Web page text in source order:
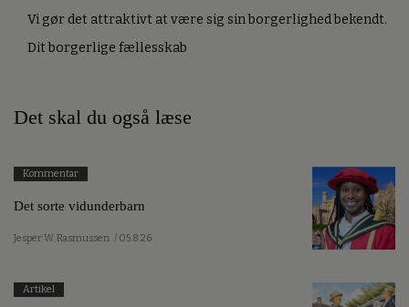
Vi gør det attraktivt at være sig sin borgerlighed bekendt.
Dit borgerlige fællesskab
Det skal du også læse
Kommentar
Det sorte vidunderbarn
Jesper W. Rasmussen / 05.8.26
Artikel